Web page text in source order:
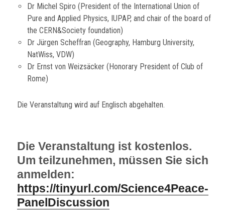
Dr Michel Spiro (President of the International Union of
Pure and Applied Physics, IUPAP, and chair of the board of
the CERN&Society foundation)
Dr Jürgen Scheffran (Geography, Hamburg University,
NatWiss, VDW)
Dr Ernst von Weizsäcker (Honorary President of Club of
Rome)
Die Veranstaltung wird auf Englisch abgehalten.
Die Veranstaltung ist kostenlos.
Um teilzunehmen, müssen Sie sich
anmelden:
https://tinyurl.com/Science4Peace-
PanelDiscussion